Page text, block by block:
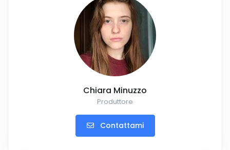
Chiara Minuzzo
Produttore
Contattami